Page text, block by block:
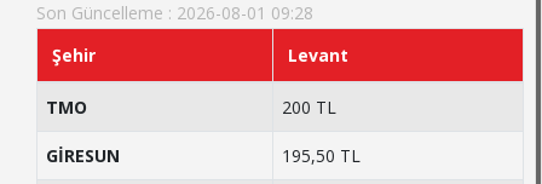
Son Güncelleme : 2026-08-01 09:28
Şehir
Levant
TMO 200 TL
GİRESUN 195,50 TL